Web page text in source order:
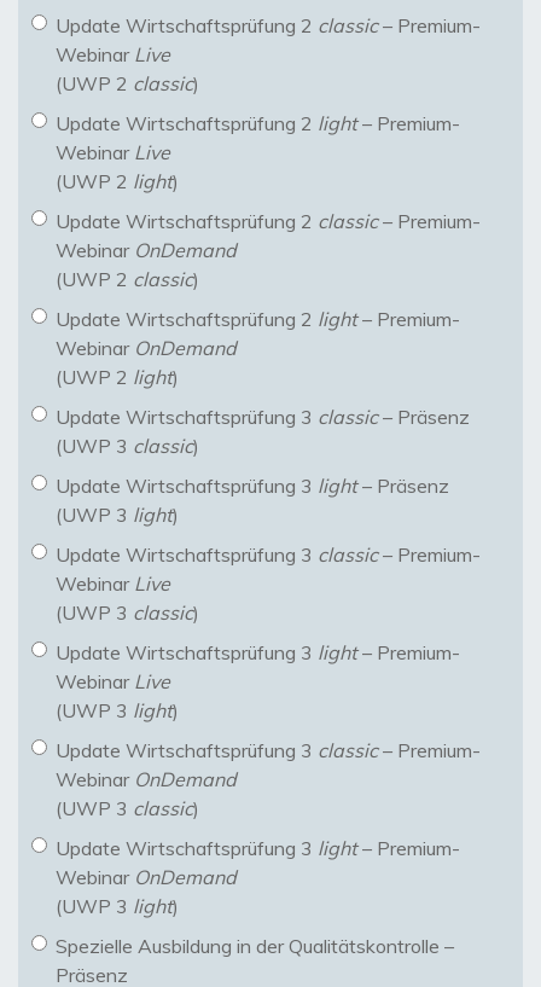
Update Wirtschaftsprüfung 2 classic– Premium-
Webinar Live
(UWP 2 classic)
Update Wirtschaftsprüfung 2 light– Premium-
Webinar Live
(UWP 2 light)
Update Wirtschaftsprüfung 2 classic– Premium-
Webinar OnDemand
(UWP 2 classic)
Update Wirtschaftsprüfung 2 light– Premium-
Webinar OnDemand
(UWP 2 light)
Update Wirtschaftsprüfung 3 classic– Präsenz
(UWP 3 classic)
Update Wirtschaftsprüfung 3 light– Präsenz
(UWP 3 light)
Update Wirtschaftsprüfung 3 classic– Premium-
Webinar Live
(UWP 3 classic)
Update Wirtschaftsprüfung 3 light– Premium-
Webinar Live
(UWP 3 light)
Update Wirtschaftsprüfung 3 classic– Premium-
Webinar OnDemand
(UWP 3 classic)
Update Wirtschaftsprüfung 3 light– Premium-
Webinar OnDemand
(UWP 3 light)
Spezielle Ausbildung in der Qualitätskontrolle –
Präsenz